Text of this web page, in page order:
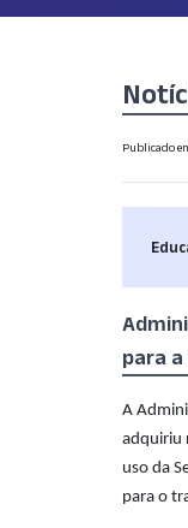
Publicado
para
A
adquiriu
uso da
para o